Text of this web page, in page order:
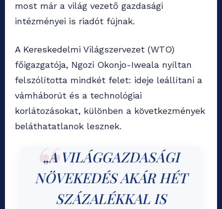
most már a világ vezető gazdasági
intézményei is riadót fújnak.
A Kereskedelmi Világszervezet (WTO)
főigazgatója, Ngozi Okonjo-Iweala nyíltan
felszólította mindkét felet: ideje leállítani a
vámháborút és a technológiai
korlátozásokat, különben a következmények
beláthatatlanok lesznek.
„A VILÁGGAZDASÁGI
NÖVEKEDÉS AKÁR HÉT
SZÁZALÉKKAL IS